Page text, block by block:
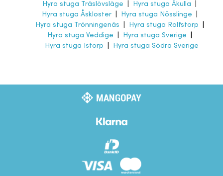
Hyra stuga Träslövsläge
Hyra stuga Åkulla
Hyra stuga Åskloster| Hyra stuga Nösslinge
Hyra stuga Trönningenäs
Hyra stuga Rolfstorp
Hyra stuga Veddige
Hyra stuga Sverige
Hyra stuga Istorp
Hyra stuga Södra Sverige